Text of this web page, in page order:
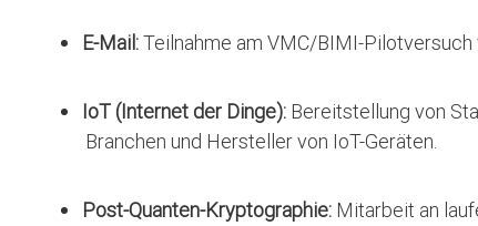
E-Mail:Teilnahme am VMC/BIMI-
IoT (Internet der Dinge): Bereitstellung von
Branchen und Hersteller von IoT-Geräten.
Post-Quanten-Kryptographie: Mitarbeit an